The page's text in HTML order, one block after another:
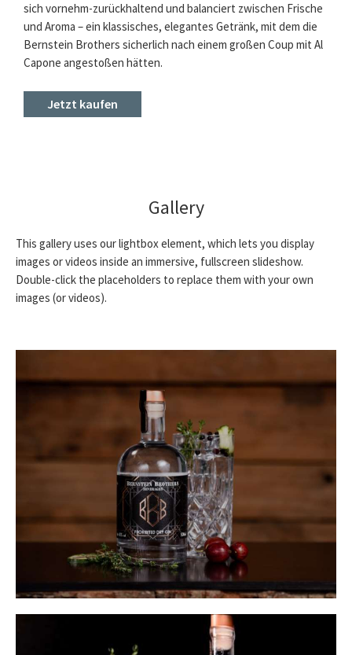
sich vornehm-zurückhaltend und balanciert zwischen Frische
und Aroma – ein klassisches, elegantes Getränk, mit dem die
Bernstein Brothers sicherlich nach einem großen Coup mit Al
Capone angestoßen hätten.
Jetzt kaufen
Gallery
This gallery uses our lightbox element, which lets you display
images or videos inside an immersive, fullscreen slideshow.
Double-click the placeholders to replace them with your own
images (or videos).